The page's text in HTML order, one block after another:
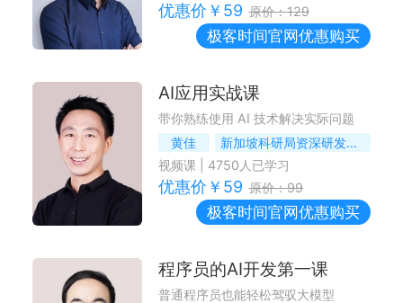
优惠价￥ 59 原价：129
极客时间官网优惠购买
AI应用实战课
带你熟练使用 AI 技术解决实际问题
黄佳
新加坡科研局资深研发工程师 《Designing AI Agents》作者 ADPS 创始成员
视频课| 4750人已学习
优惠价￥ 59 原价：99
极客时间官网优惠购买
程序员的AI开发第一课
普通程序员也能轻松驾驭大模型